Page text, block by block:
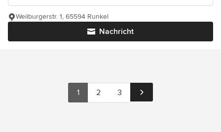
Nachricht
Weilburgerstr. 1, 65594 Runkel
1 2 3